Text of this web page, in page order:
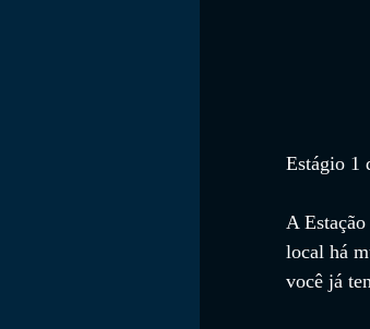
Estágio 1
A
local há
você já